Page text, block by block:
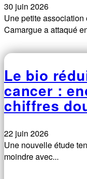
30 juin 2026
Une petite
Camargue a attaqué
Le bio
cancer :
chiffres
22 juin 2026
Une nouvelle étude
moindre avec...